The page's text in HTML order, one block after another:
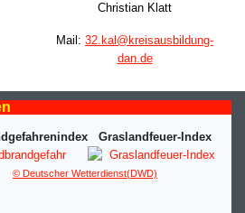
Christian Klatt
Mail: 32.kal@kreisausbildung-
dan.de
Graslandfeuer-Index
© Deutscher Wetterdienst(DWD)